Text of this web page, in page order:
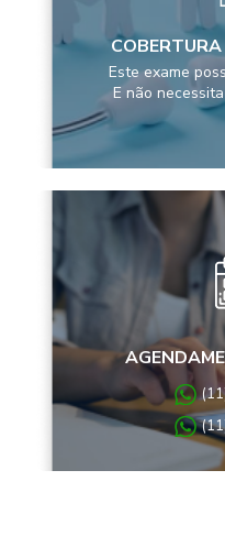
Este exame
E não